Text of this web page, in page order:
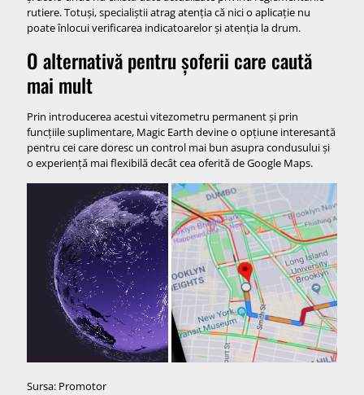
rutiere. Totuși, specialiștii atrag atenția că nici o aplicație nu
poate înlocui verificarea indicatoarelor și atenția la drum.
O alternativă pentru șoferii care caută
mai mult
Prin introducerea acestui vitezometru permanent și prin
funcțiile suplimentare, Magic Earth devine o opțiune interesantă
pentru cei care doresc un control mai bun asupra condusului și
o experiență mai flexibilă decât cea oferită de Google Maps.
Sursa: Promotor